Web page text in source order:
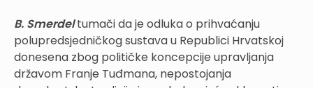
B. Smerdeltumači da je odluka o prihvaćanju
polupredsjedničkog sustava u Republici Hrvatskoj
donesena zbog političke koncepcije upravljanja
državom Franje Tuđmana, nepostojanja